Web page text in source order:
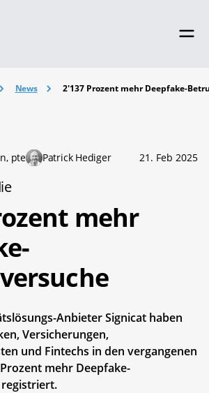
News 2'137 Prozent mehr Deepfake-
pte Patrick Hediger 21. Feb 2025
mehr
Anbieter Signicat haben
Versicherungen,
und Fintechs in den vergangenen
mehr Deepfake-